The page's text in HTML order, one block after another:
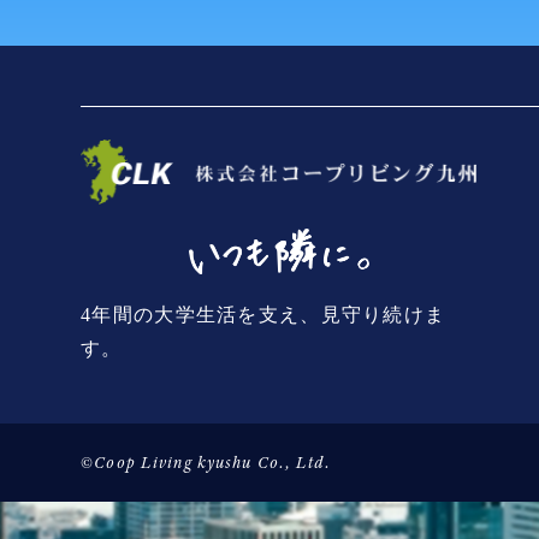
4年間の大学生活を支え、見守り続けま
す。
©Coop Living kyushu Co., Ltd.